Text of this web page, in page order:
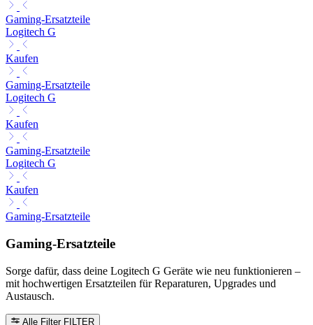
Gaming-Ersatzteile
Logitech G
Kaufen
Gaming-Ersatzteile
Logitech G
Kaufen
Gaming-Ersatzteile
Logitech G
Kaufen
Gaming-Ersatzteile
Gaming-Ersatzteile
Sorge dafür, dass deine Logitech G Geräte wie neu funktionieren –
mit hochwertigen Ersatzteilen für Reparaturen, Upgrades und
Austausch.
Alle Filter FILTER